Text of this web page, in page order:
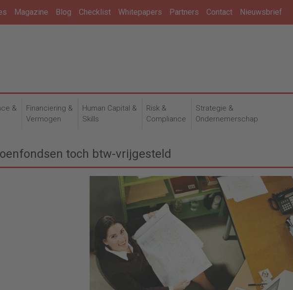
Magazine Blog Checklist Whitepapers Partners Contact Nieuwsbrief
&
Financiering &
Vermogen
Human Capital &
Skills
Risk &
Compliance
Strategie &
Ondernemerschap
toch btw-vrijgesteld